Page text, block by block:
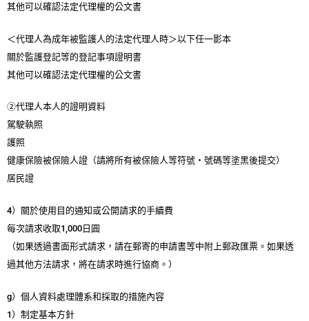
其他可以確認法定代理權的公文書
＜代理人為成年被監護人的法定代理人時＞以下任一影本
關於監護登記等的登記事項證明書
其他可以確認法定代理權的公文書
②代理人本人的證明資料
駕駛執照
護照
健康保險被保險人證（請將所有被保險人等符號・號碼等塗黑後提交）
居民證
4）關於使用目的通知或公開請求的手續費
每次請求收取1,000日圓
（如果透過書面形式請求，請在郵寄的申請書等中附上郵政匯票。如果透
過其他方法請求，將在請求時進行協商。）
g）個人資料處理體系和採取的措施內容
1）制定基本方針